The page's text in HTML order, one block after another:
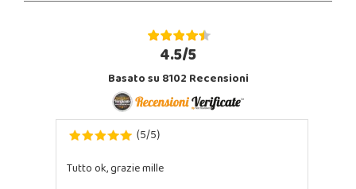
4.5/5
Basato su 8102 Recensioni
(5/5)
Tutto ok, grazie mille